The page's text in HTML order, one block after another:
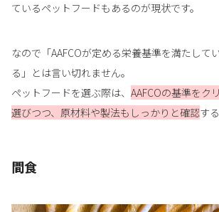
ているペットフードもあるのが現状です。
なので「AAFCOが定める栄養基準を満たして
る」とは言い切れません。
ペットフードを選ぶ際は、 AAFCOの基準をク
選びつつ、原材料や製法もしっかりと確認す
間食